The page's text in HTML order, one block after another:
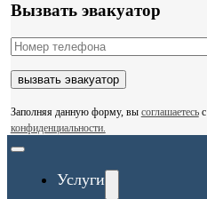
Вызвать эвакуатор
Заполняя данную форму, вы соглашаетесьс
конфиденциальности.
Toggle
Услуги